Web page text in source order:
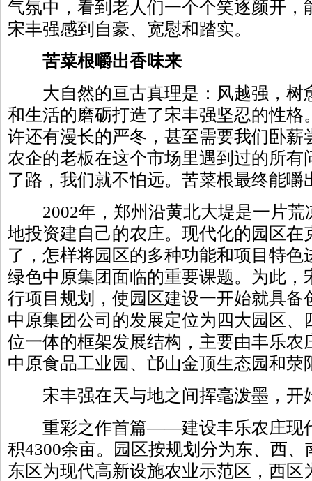
气氛中，看到老人们一个个笑逐颜开，
宋丰强感到自豪、宽慰和踏实。
苦菜根嚼出香味来
大自然的亘古真理是：风越强，树
和生活的磨砺打造了宋丰强坚忍的性格
许还有漫长的严冬，甚至需要我们卧薪
农企的老板在这个市场里遇到过的所有
了路，我们就不怕远。苦菜根最终能嚼
2002年，郑州沿黄北大堤是一片荒
地投资建自己的农庄。现代化的园区在
了，怎样将园区的多种功能和项目特
绿色中原集团面临的重要课题。为此，
行项目规划，使园区建设一开始就具备
中原集团公司的发展定位为四大园区、
位一体的框架发展结构，主要由丰乐农
中原食品工业园、邙山金顶生态园和荥
宋丰强在天与地之间挥毫泼墨，开
重彩之作首篇——建设丰乐农庄现
积4300余亩。园区按规划分为东、西
东区为现代高新设施农业示范区，西区